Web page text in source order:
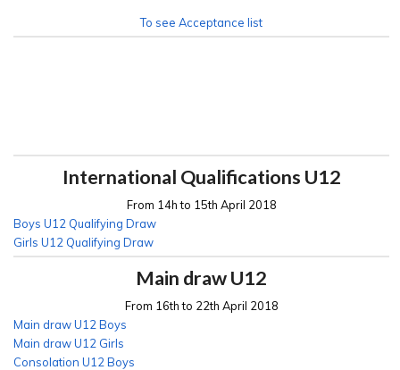
To see Acceptance list
International Qualifications U12
From 14h to 15th April 2018
Boys U12 Qualifying Draw
Girls U12 Qualifying Draw
Main draw U12
From 16th to 22th April 2018
Main draw U12 Boys
Main draw U12 Girls
Consolation U12 Boys